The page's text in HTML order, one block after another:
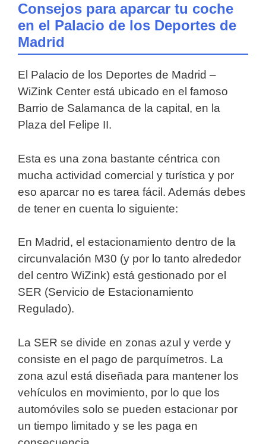
Consejos para aparcar tu coche
en el Palacio de los Deportes de
Madrid
El Palacio de los Deportes de Madrid –
WiZink Center está ubicado en el famoso
Barrio de Salamanca de la capital, en la
Plaza del Felipe II.
Esta es una zona bastante céntrica con
mucha actividad comercial y turística y por
eso aparcar no es tarea fácil. Además debes
de tener en cuenta lo siguiente:
En Madrid, el estacionamiento dentro de la
circunvalación M30 (y por lo tanto alrededor
del centro WiZink) está gestionado por el
SER (Servicio de Estacionamiento
Regulado).
La SER se divide en zonas azul y verde y
consiste en el pago de parquímetros. La
zona azul está diseñada para mantener los
vehículos en movimiento, por lo que los
automóviles solo se pueden estacionar por
un tiempo limitado y se les paga en